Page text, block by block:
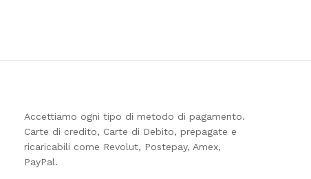
Accettiamo ogni tipo di metodo di pagamento.
Carte di credito, Carte di Debito, prepagate e
ricaricabili come Revolut, Postepay, Amex,
PayPal.